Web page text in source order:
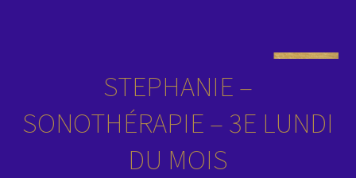
STEPHANIE –
SONOTHÉRAPIE – 3E LUNDI
DU MOIS